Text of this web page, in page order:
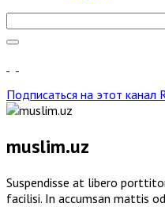
Подписаться на этот канал
muslim.uz
Suspendisse at libero
facilisi. In accumsan mattis